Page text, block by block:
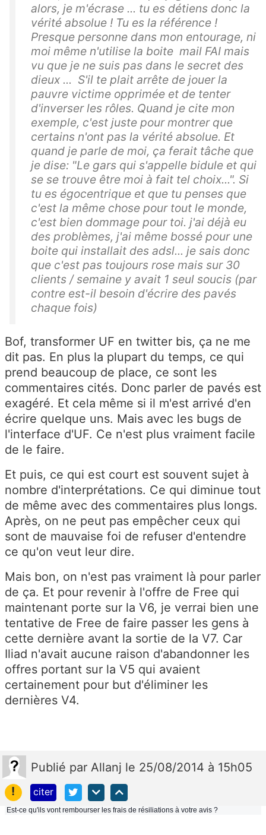
alors, je m'écrase ... tu es détiens donc la
vérité absolue ! Tu es la référence !
Presque personne dans mon entourage, ni
moi même n'utilise la boite mail FAI mais
vu que je ne suis pas dans le secret des
dieux ... S'il te plait arrête de jouer la
pauvre victime opprimée et de tenter
d'inverser les rôles. Quand je cite mon
exemple, c'est juste pour montrer que
certains n'ont pas la vérité absolue. Et
quand je parle de moi, ça ferait tâche que
je dise: "Le gars qui s'appelle bidule et qui
se se trouve être moi à fait tel choix...". Si
tu es égocentrique et que tu penses que
c'est la même chose pour tout le monde,
c'est bien dommage pour toi. j'ai déjà eu
des problèmes, j'ai même bossé pour une
boite qui installait des adsl... je sais donc
que c'est pas toujours rose mais sur 30
clients / semaine y avait 1 seul soucis (par
contre est-il besoin d'écrire des pavés
chaque fois)
Bof, transformer UF en twitter bis, ça ne me
dit pas. En plus la plupart du temps, ce qui
prend beaucoup de place, ce sont les
commentaires cités. Donc parler de pavés est
exagéré. Et cela même si il m'est arrivé d'en
écrire quelque uns. Mais avec les bugs de
l'interface d'UF. Ce n'est plus vraiment facile
de le faire.
Et puis, ce qui est court est souvent sujet à
nombre d'interprétations. Ce qui diminue tout
de même avec des commentaires plus longs.
Après, on ne peut pas empêcher ceux qui
sont de mauvaise foi de refuser d'entendre
ce qu'on veut leur dire.
Mais bon, on n'est pas vraiment là pour parler
de ça. Et pour revenir à l'offre de Free qui
maintenant porte sur la V6, je verrai bien une
tentative de Free de faire passer les gens à
cette dernière avant la sortie de la V7. Car
Iliad n'avait aucune raison d'abandonner les
offres portant sur la V5 qui avaient
certainement pour but d'éliminer les
dernières V4.
Publié par Allanj le 25/08/2014 à 15h05
!
citer
Est-ce qu'ils vont rembourser les frais de résiliations à votre avis ?